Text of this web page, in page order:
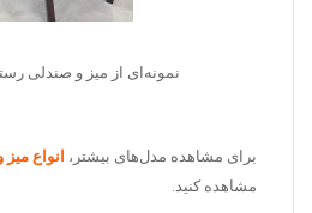
نمونه‌ای از میز و صندلی
برای مشاهده مدل‌های بیشتر، انواع
مشاهده کنید.